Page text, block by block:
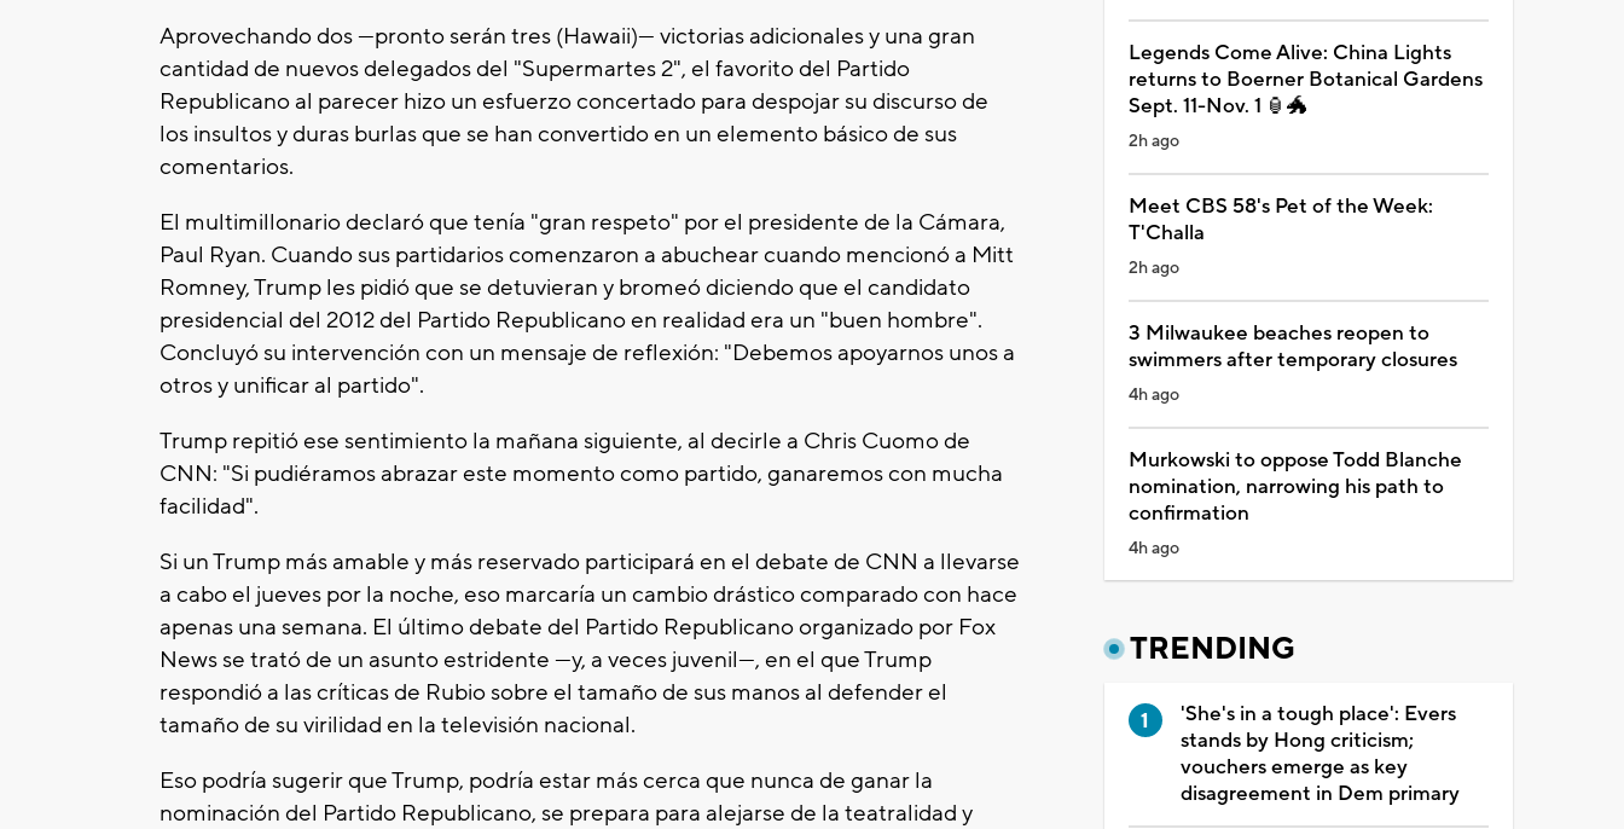
Aprovechando dos —pronto serán tres (Hawaii)— victorias adicionales y una gran
cantidad de nuevos delegados del "Supermartes 2", el favorito del Partido
Republicano al parecer hizo un esfuerzo concertado para despojar su discurso de
los insultos y duras burlas que se han convertido en un elemento básico de sus
comentarios.
El multimillonario declaró que tenía "gran respeto" por el presidente de la Cámara,
Paul Ryan. Cuando sus partidarios comenzaron a abuchear cuando mencionó a Mitt
Romney, Trump les pidió que se detuvieran y bromeó diciendo que el candidato
presidencial del 2012 del Partido Republicano en realidad era un "buen hombre".
Concluyó su intervención con un mensaje de reflexión: "Debemos apoyarnos unos a
otros y unificar al partido".
Trump repitió ese sentimiento la mañana siguiente, al decirle a Chris Cuomo de
CNN: "Si pudiéramos abrazar este momento como partido, ganaremos con mucha
facilidad".
Si un Trump más amable y más reservado participará en el debate de CNN a llevarse
a cabo el jueves por la noche, eso marcaría un cambio drástico comparado con hace
apenas una semana. El último debate del Partido Republicano organizado por Fox
News se trató de un asunto estridente —y, a veces juvenil—, en el que Trump
respondió a las críticas de Rubio sobre el tamaño de sus manos al defender el
tamaño de su virilidad en la televisión nacional.
Eso podría sugerir que Trump, podría estar más cerca que nunca de ganar la
nominación del Partido Republicano, se prepara para alejarse de la teatralidad y
Legends Come Alive: China Lights
returns to Boerner Botanical Gardens
Sept. 11-Nov. 1 🏮🐲
2h ago
Meet CBS 58's Pet of the Week:
T'Challa
2h ago
3 Milwaukee beaches reopen to
swimmers after temporary closures
4h ago
Murkowski to oppose Todd Blanche
nomination, narrowing his path to
confirmation
4h ago
TRENDING
'She's in a tough place': Evers
stands by Hong criticism;
vouchers emerge as key
disagreement in Dem primary